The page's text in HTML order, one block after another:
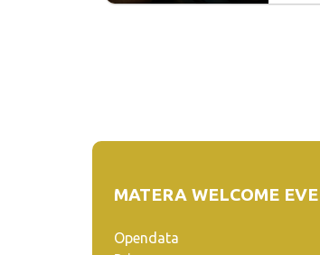
MATERA WELCOME
Opendata